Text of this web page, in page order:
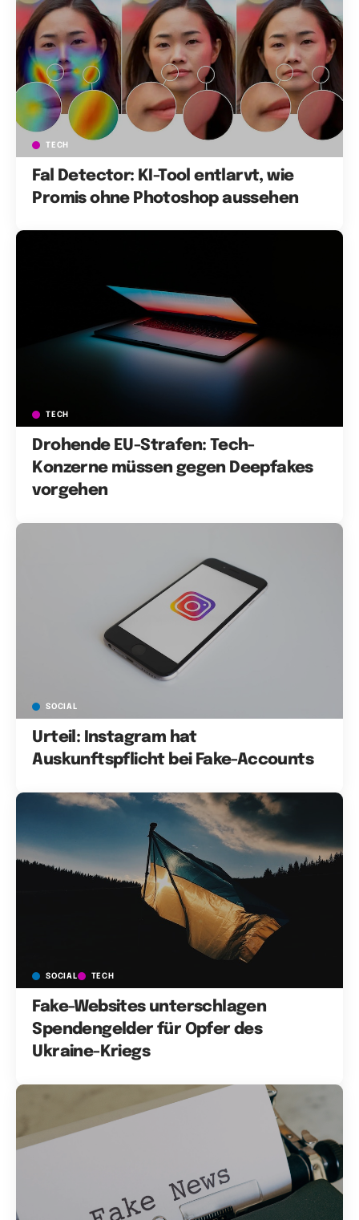
TECH
Fal Detector: KI-Tool entlarvt, wie
Promis ohne Photoshop aussehen
TECH
Drohende EU-Strafen: Tech-
Konzerne müssen gegen Deepfakes
vorgehen
SOCIAL
Urteil: Instagram hat
Auskunftspflicht bei Fake-Accounts
SOCIAL TECH
Fake-Websites unterschlagen
Spendengelder für Opfer des
Ukraine-Kriegs